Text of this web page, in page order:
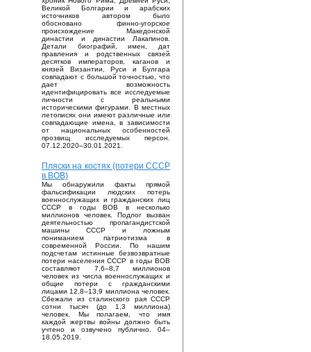
Великой Болгарии и арабских
источников автором было
обосновано финно-угорское
происхождение Македонской
династии и династии Лакапинов.
Детали биографий, имен, дат
правления и родственных связей
десятков императоров, каганов и
князей Византии, Руси и Булгара
совпадают с большой точностью, что
дает возможность
идентифицировать все исследуемые
личности с реальными
историческими фигурами. В местных
летописях они имеют различные или
совпадающие имена, в зависимости
от национальных особенностей
прозвищ исследуемых персон.
07.12.2020–30.01.2021.
Пляски на костях (потери СССР
в ВОВ)
Мы обнаружили факты прямой
фальсификации людских потерь
военнослужащих и гражданских лиц
СССР в годы ВОВ в несколько
миллионов человек. Подлог вызван
деятельностью пропагандистской
машины СССР и ложным
пониманием патриотизма в
современной России. По нашим
подсчетам истинные безвозвратные
потери населения СССР в годы ВОВ
составляют 7,6–8,7 миллионов
человек из числа военнослужащих и
общие потери с гражданскими
лицами 12,8–13,9 миллиона человек.
Сбежали из сталинского рая СССР
сотни тысяч (до 1,3 миллиона)
человек. Мы полагаем, что имя
каждой жертвы войны должно быть
учтено и озвучено публично. 04–
18.05.2019.